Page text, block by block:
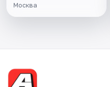
Москва